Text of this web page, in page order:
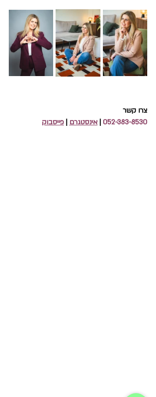
צרו קשר
052-383-8530 אינסטגרם פייסבוק